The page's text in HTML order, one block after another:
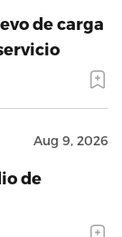
de carga
Aug 9, 2026
de